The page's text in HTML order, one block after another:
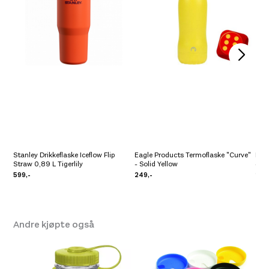
Stanley Drikkeflaske Iceflow Flip
Straw 0,89 L Tigerlily
599,-
Eagle Products Termoflaske "Curve"
- Solid Yellow
249,-
-
Andre kjøpte også